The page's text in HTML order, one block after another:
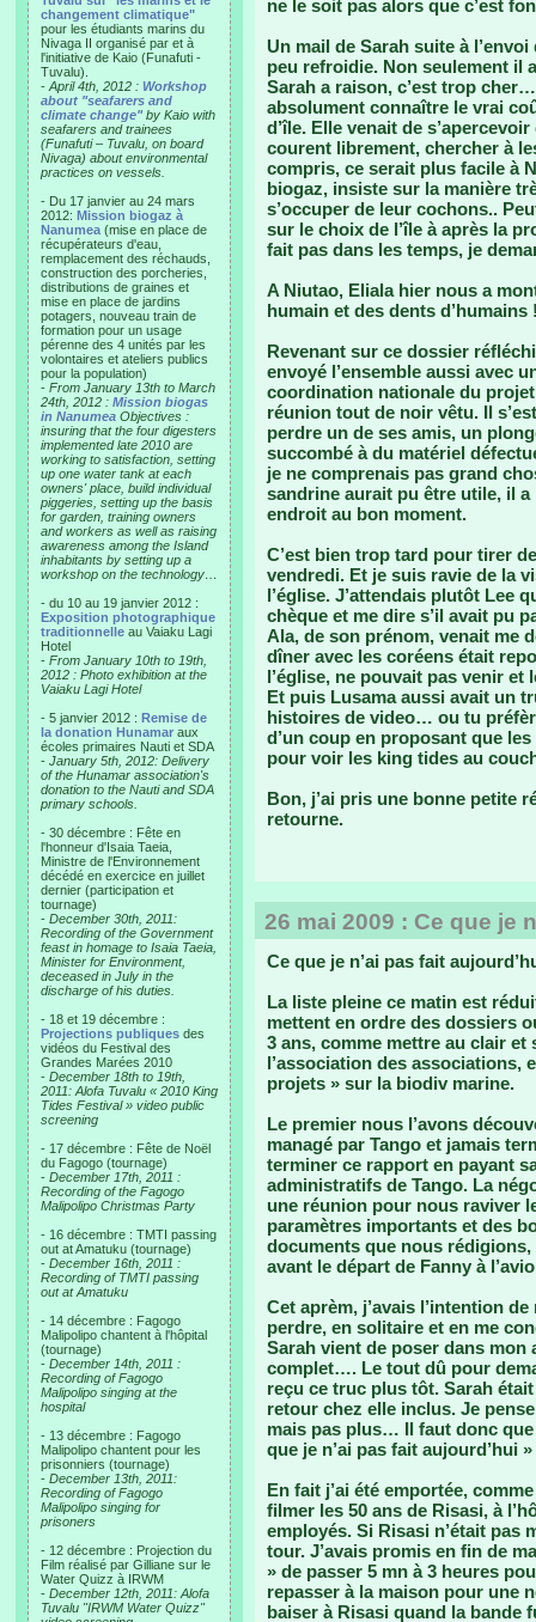
changement climatique"
pour les étudiants marins du
Nivaga II organisé par et à
l'initiative de Kaio (Funafuti -
Tuvalu).
- April 4th, 2012 : Workshop
about "seafarers and
climate change"by Kaio with
seafarers and trainees
(Funafuti – Tuvalu, on board
Nivaga) about environmental
practices on vessels.
- Du 17 janvier au 24 mars
2012: Mission biogaz à
Nanumea (mise en place de
récupérateurs d'eau,
remplacement des réchauds,
construction des porcheries,
distributions de graines et
mise en place de jardins
potagers, nouveau train de
formation pour un usage
pérenne des 4 unités par les
volontaires et ateliers publics
pour la population)
- From January 13th to March
24th, 2012 : Mission biogas
in Nanumea Objectives :
insuring that the four digesters
implemented late 2010 are
working to satisfaction, setting
up one water tank at each
owners' place, build individual
piggeries, setting up the basis
for garden, training owners
and workers as well as raising
awareness among the Island
inhabitants by setting up a
workshop on the technology…
- du 10 au 19 janvier 2012 :
Exposition photographique
traditionnelle au Vaiaku Lagi
Hotel
- From January 10th to 19th,
2012 : Photo exhibition at the
Vaiaku Lagi Hotel
- 5 janvier 2012 : Remise de
la donation Hunamar aux
écoles primaires Nauti et SDA
- January 5th, 2012: Delivery
of the Hunamar association's
donation to the Nauti and SDA
primary schools.
- 30 décembre : Fête en
l'honneur d'Isaia Taeia,
Ministre de l'Environnement
décédé en exercice en juillet
dernier (participation et
tournage)
- December 30th, 2011:
Recording of the Government
feast in homage to Isaia Taeia,
Minister for Environment,
deceased in July in the
discharge of his duties.
- 18 et 19 décembre :
Projections publiques des
vidéos du Festival des
Grandes Marées 2010
- December 18th to 19th,
2011: Alofa Tuvalu « 2010 King
Tides Festival » video public
screening
- 17 décembre : Fête de Noël
du Fagogo (tournage)
- December 17th, 2011 :
Recording of the Fagogo
Malipolipo Christmas Party
- 16 décembre : TMTI passing
out at Amatuku (tournage)
- December 16th, 2011 :
Recording of TMTI passing
out at Amatuku
- 14 décembre : Fagogo
Malipolipo chantent à l'hôpital
(tournage)
- December 14th, 2011 :
Recording of Fagogo
Malipolipo singing at the
hospital
- 13 décembre : Fagogo
Malipolipo chantent pour les
prisonniers (tournage)
- December 13th, 2011:
Recording of Fagogo
Malipolipo singing for
prisoners
- 12 décembre : Projection du
Film réalisé par Gilliane sur le
Water Quizz à IRWM
- December 12th, 2011: Alofa
Tuvalu "IRWM Water Quizz"
ne le soit pas alors que c’est
Un mail de Sarah suite à
peu refroidie. Non seulement il
Sarah a raison, c’est trop
absolument connaître le vrai
d’île. Elle venait de
courent librement, chercher à
compris, ce serait plus facile à
biogaz, insiste sur la manière
s’occuper de leur cochons..
sur le choix de l’île à après la
fait pas dans les temps, je
A Niutao, Eliala hier nous a
humain et des dents
Revenant sur ce dossier
envoyé l’ensemble aussi avec
coordination nationale du
réunion tout de noir vêtu. Il
perdre un de ses amis, un
succombé à du matériel
je ne comprenais pas grand
sandrine aurait pu être utile, il
endroit au bon moment.
C’est bien trop tard pour tirer
vendredi. Et je suis ravie de la
l’église. J’attendais plutôt Lee
chèque et me dire s’il avait pu
Ala, de son prénom, venait me
dîner avec les coréens était
l’église, ne pouvait pas venir et
Et puis Lusama aussi avait un
histoires de video… ou tu
d’un coup en proposant que
pour voir les king tides au
Bon, j’ai pris une bonne petite
retourne.
26 mai 2009 : Ce que je
Ce que je n’ai pas fait
La liste pleine ce matin est
mettent en ordre des dossiers
3 ans, comme mettre au clair et
l’association des associations,
projets » sur la biodiv marine.
Le premier nous l’avons
managé par Tango et jamais
terminer ce rapport en payant
administratifs de Tango. La
une réunion pour nous raviver
paramètres importants et des
documents que nous
avant le départ de Fanny à
Cet aprèm, j’avais l’intention
perdre, en solitaire et en me
Sarah vient de poser dans mon
complet…. Le tout dû pour
reçu ce truc plus tôt. Sarah
retour chez elle inclus. Je
mais pas plus… Il faut donc que
que je n’ai pas fait aujourd’hui
En fait j’ai été emportée,
filmer les 50 ans de Risasi, à
employés. Si Risasi n’était pas
tour. J’avais promis en fin de
» de passer 5 mn à 3 heures
repasser à la maison pour une
baiser à Risasi quand la bande